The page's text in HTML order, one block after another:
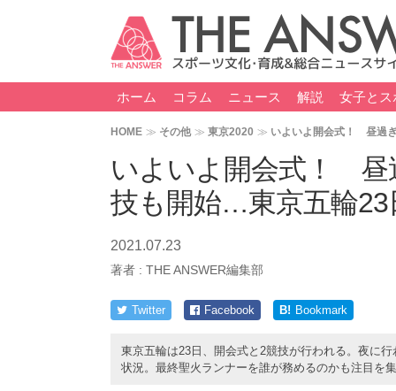
ホーム コラム ニュース 解説 女子とス
HOME その他 東京2020 いよいよ開会式！ 昼過
いよいよ開会式！ 昼
技も開始…東京五輪23
2021.07.23
著者 : THE ANSWER編集部
Twitter Facebook B! Bookmark
東京五輪は23日、開会式と2競技が行われる。夜に
状況。最終聖火ランナーを誰が務めるのかも注目を